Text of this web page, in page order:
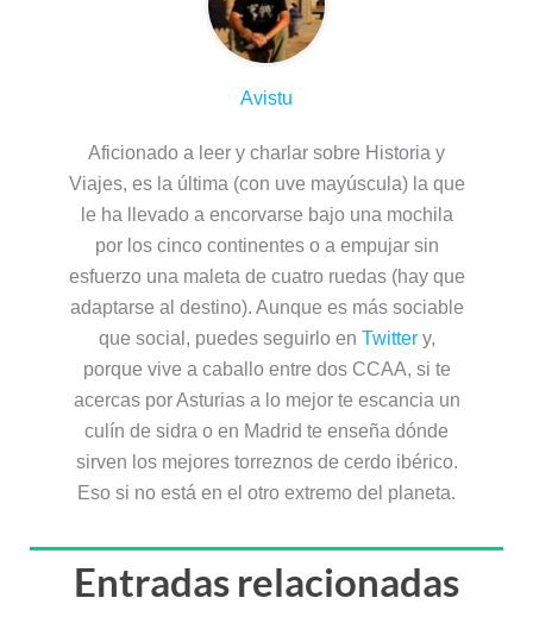
Avistu
Aficionado a leer y charlar sobre Historia y
Viajes, es la última (con uve mayúscula) la que
le ha llevado a encorvarse bajo una mochila
por los cinco continentes o a empujar sin
esfuerzo una maleta de cuatro ruedas (hay que
adaptarse al destino). Aunque es más sociable
que social, puedes seguirlo en Twittery,
porque vive a caballo entre dos CCAA, si te
acercas por Asturias a lo mejor te escancia un
culín de sidra o en Madrid te enseña dónde
sirven los mejores torreznos de cerdo ibérico.
Eso si no está en el otro extremo del planeta.
Entradas relacionadas